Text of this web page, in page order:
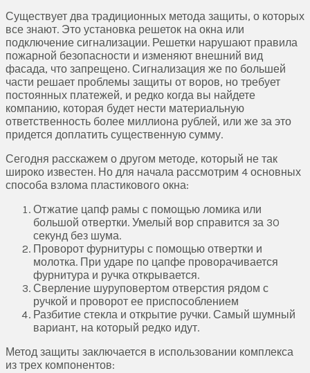
Существует два традиционных метода защиты, о которых
все знают. Это установка решеток на окна или
подключение сигнализации. Решетки нарушают правила
пожарной безопасности и изменяют внешний вид
фасада, что запрещено. Сигнализация же по большей
части решает проблемы защиты от воров, но требует
постоянных платежей, и редко когда вы найдете
компанию, которая будет нести материальную
ответственность более миллиона рублей, или же за это
придется доплатить существенную сумму.
Сегодня расскажем о другом методе, который не так
широко известен. Но для начала рассмотрим 4 основных
способа взлома пластикового окна:
Отжатие цапф рамы с помощью ломика или
большой отвертки. Умелый вор справится за 30
секунд без шума.
Проворот фурнитуры с помощью отвертки и
молотка. При ударе по цапфе проворачивается
фурнитура и ручка открывается.
Сверление шуруповертом отверстия рядом с
ручкой и проворот ее приспособлением
Разбитие стекла и открытие ручки. Самый шумный
вариант, на который редко идут.
Метод защиты заключается в использовании комплекса
из трех компонентов: